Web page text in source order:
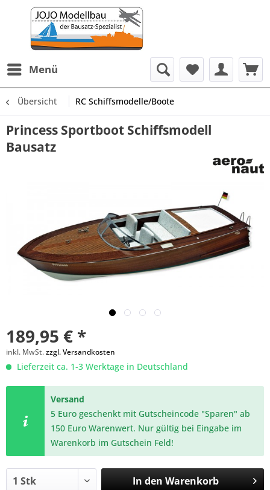
Menü
Übersicht RC Schiffsmodelle/Boote
Princess Sportboot Schiffsmodell
Bausatz
189,95 € *
inkl. MwSt.zzgl. Versandkosten
Lieferzeit ca. 1-3 Werktage in Deutschland
Versand
5 Euro geschenkt mit Gutscheincode "Sparen" ab
150 Euro Warenwert. Nur gültig bei Eingabe im
Warenkorb im Gutschein Feld!
In den Warenkorb